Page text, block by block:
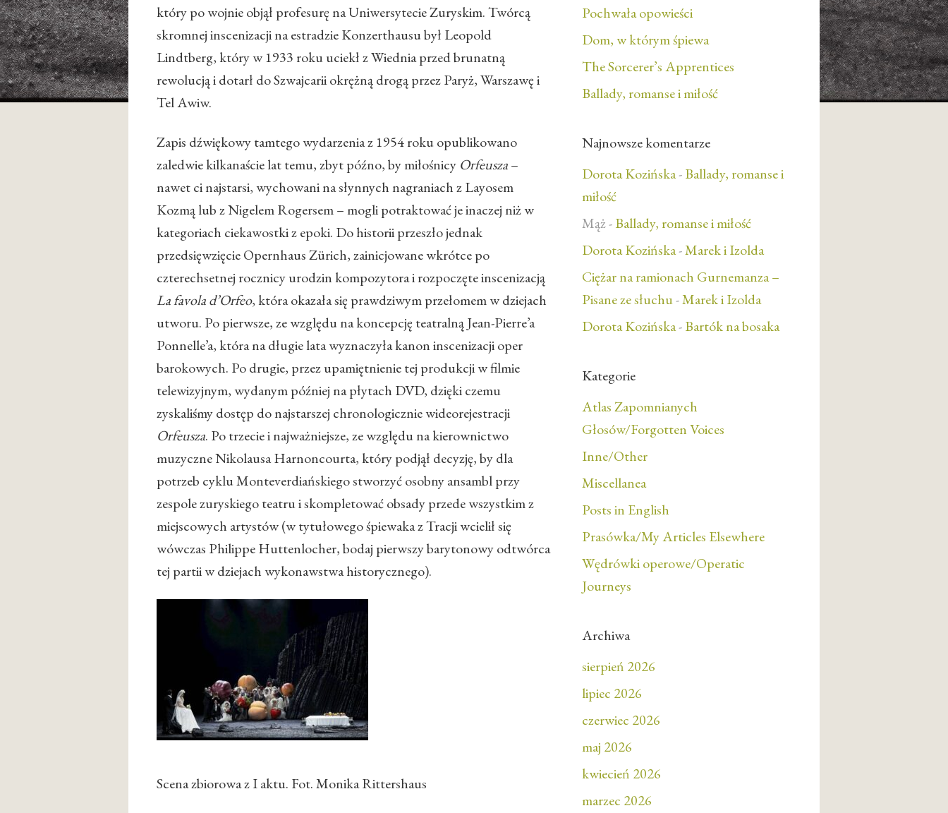
który po wojnie objął profesurę na Uniwersytecie Zuryskim. Twórcą
skromnej inscenizacji na estradzie Konzerthausu był Leopold
Lindtberg, który w 1933 roku uciekł z Wiednia przed brunatną
rewolucją i dotarł do Szwajcarii okrężną drogą przez Paryż, Warszawę i
Tel Awiw.
Zapis dźwiękowy tamtego wydarzenia z 1954 roku opublikowano
zaledwie kilkanaście lat temu, zbyt późno, by miłośnicy Orfeusza ­–
nawet ci najstarsi, wychowani na słynnych nagraniach z Layosem
Kozmą lub z Nigelem Rogersem – mogli potraktować je inaczej niż w
kategoriach ciekawostki z epoki. Do historii przeszło jednak
przedsięwzięcie Opernhaus Zürich, zainicjowane wkrótce po
czterechsetnej rocznicy urodzin kompozytora i rozpoczęte inscenizacją
La favola d’Orfeo, która okazała się prawdziwym przełomem w dziejach
utworu. Po pierwsze, ze względu na koncepcję teatralną Jean-Pierre’a
Ponnelle’a, która na długie lata wyznaczyła kanon inscenizacji oper
barokowych. Po drugie, przez upamiętnienie tej produkcji w filmie
telewizyjnym, wydanym później na płytach DVD, dzięki czemu
zyskaliśmy dostęp do najstarszej chronologicznie wideorejestracji
Orfeusza. Po trzecie i najważniejsze, ze względu na kierownictwo
muzyczne Nikolausa Harnoncourta, który podjął decyzję, by dla
potrzeb cyklu Monteverdiańskiego stworzyć osobny ansambl przy
zespole zuryskiego teatru i skompletować obsady przede wszystkim z
miejscowych artystów (w tytułowego śpiewaka z Tracji wcielił się
wówczas Philippe Huttenlocher, bodaj pierwszy barytonowy odtwórca
tej partii w dziejach wykonawstwa historycznego).
Scena zbiorowa z I aktu. Fot. Monika Rittershaus
Pochwała opowieści
Dom, w którym śpiewa
The Sorcerer’s Apprentices
Ballady, romanse i miłość
Najnowsze komentarze
Dorota Kozińska-Ballady, romanse i
miłość
Mąż-Ballady, romanse i miłość
Dorota Kozińska-Marek i Izolda
Ciężar na ramionach Gurnemanza –
Pisane ze słuchu-Marek i Izolda
Dorota Kozińska-Bartók na bosaka
Kategorie
Atlas Zapomnianych
Głosów/Forgotten Voices
Inne/Other
Miscellanea
Posts in English
Prasówka/My Articles Elsewhere
Wędrówki operowe/Operatic
Journeys
Archiwa
sierpień 2026
lipiec 2026
czerwiec 2026
maj 2026
kwiecień 2026
marzec 2026